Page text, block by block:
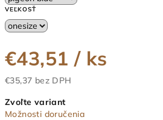
VEĽKOSŤ
€43,51 / ks
€35,37 bez DPH
cena:
Zvoľte variant
Možnosti doručenia